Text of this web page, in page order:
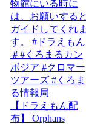
【ドラえもん配
布】 Orphans